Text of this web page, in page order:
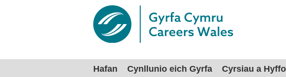
Hafan Cynllunio eich Gyrfa Cyrsiau a